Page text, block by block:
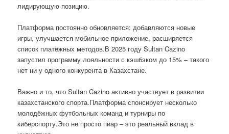
лидирующую позицию.
Платформа постоянно обновляется: добавляются новые
игры, улучшается мобильное приложение, расширяется
список платёжных методов.В 2025 году Sultan Cazino
запустил программу лояльности с кэшбэком до 15% – такого
нет ни у одного конкурента в Казахстане.
Важно и то, что Sultan Cazino активно участвует в развитии
казахстанского спорта.Платформа спонсирует несколько
молодёжных футбольных команд и турниры по
киберспорту.Это не просто пиар – это реальный вклад в